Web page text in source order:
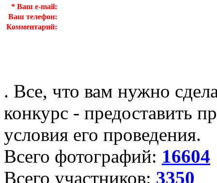
* Ваш e-mail:
Ваш телефон:
Комментарий:
. Все, что вам нужно
конкурс - предоставить
условия его проведения.
Всего фотографий: 16604
Всего участников: 3350